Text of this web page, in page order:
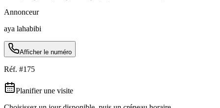
Annonceur
aya lahabibi
Afficher le numéro
Réf. #175
Planifier une visite